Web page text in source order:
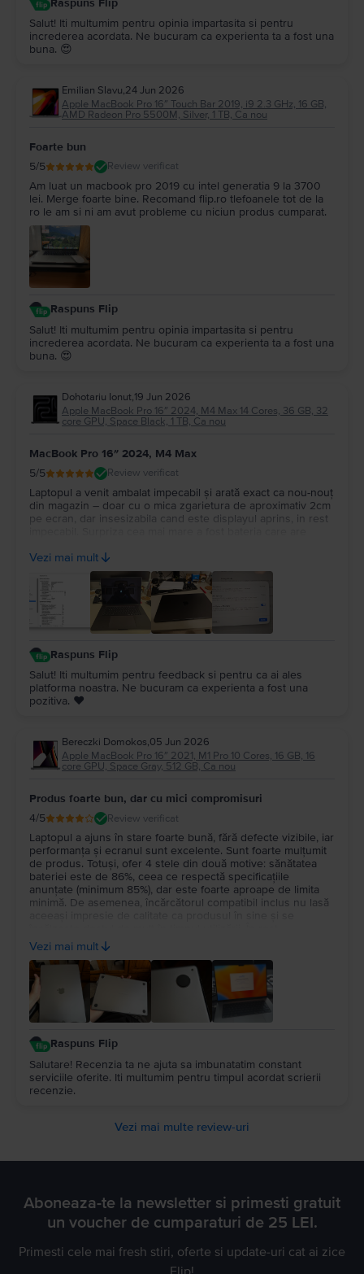
Salut! Iti multumim pentru opinia impartasita si pentru
increderea acordata. Ne bucuram ca experienta ta a fost una
buna. 😍
Emilian Slavu,24 Jun 2026
Apple MacBook Pro 16″ Touch Bar 2019, i9 2.3 GHz, 16 GB,
AMD Radeon Pro 5500M, Silver, 1 TB, Ca nou
Foarte bun
5/5 Review verificat
Am luat un macbook pro 2019 cu intel generatia 9 la 3700
lei. Merge foarte bine. Recomand flip.ro tlefoanele tot de la
ro le am si ni am avut probleme cu niciun produs cumparat.
Raspuns Flip
Salut! Iti multumim pentru opinia impartasita si pentru
increderea acordata. Ne bucuram ca experienta ta a fost una
buna. 😍
Dohotariu Ionut,19 Jun 2026
Apple MacBook Pro 16″ 2024, M4 Max 14 Cores, 36 GB, 32
core GPU, Space Black, 1 TB, Ca nou
MacBook Pro 16″ 2024, M4 Max
5/5 Review verificat
Laptopul a venit ambalat impecabil și arată exact ca nou-nouț
din magazin – doar cu o mica zgarietura de aproximativ 2cm
pe ecran, dar insesizabila cand este displayul aprins, in rest
sufletul, chiar fac treabă serioasă!
Vezi mai mult
Raspuns Flip
Salut! Iti multumim pentru feedback si pentru ca ai ales
platforma noastra. Ne bucuram ca experienta a fost una
pozitiva. ❤️
Bereczki Domokos,05 Jun 2026
Apple MacBook Pro 16″ 2021, M1 Pro 10 Cores, 16 GB, 16
core GPU, Space Gray, 512 GB, Ca nou
Produs foarte bun, dar cu mici compromisuri
4/5 Review verificat
Laptopul a ajuns în stare foarte bună, fără defecte vizibile, iar
performanța și ecranul sunt excelente. Sunt foarte mulțumit
de produs. Totuși, ofer 4 stele din două motive: sănătatea
bateriei este de 86%, ceea ce respectă specificațiile
anunțate (minimum 85%), dar este foarte aproape de limita
minimă. De asemenea, încărcătorul compatibil inclus nu lasă
experiența cu Flip a fost foarte bună și aș recomanda
serviciul.
Vezi mai mult
Raspuns Flip
Salutare! Recenzia ta ne ajuta sa imbunatatim constant
serviciile oferite. Iti multumim pentru timpul acordat scrierii
recenzie.
Vezi mai multe review-uri
Aboneaza-te la newsletter si primesti gratuit
un voucher de cumparaturi de 25 LEI.
Primesti cele mai fresh stiri, oferte si update-uri cat ai zice